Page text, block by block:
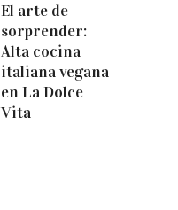
El arte de
sorprender:
Alta cocina
italiana vegana
en La Dolce
Vita